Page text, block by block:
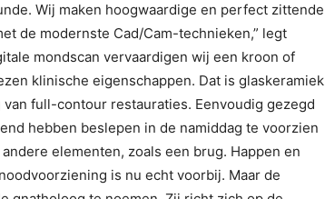
Wij maken hoogwaardige en perfect zittende
de modernste Cad/Cam-technieken,” legt
mondscan vervaardigen wij een kroon of
klinische eigenschappen. Dat is glaskeramiek
full-contour restauraties. Eenvoudig gezegd
hebben beslepen in de namiddag te voorzien
elementen, zoals een brug. Happen en
is nu echt voorbij. Maar de